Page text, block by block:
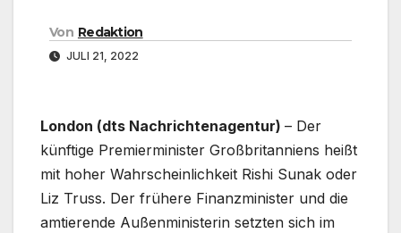
Von Redaktion
JULI 21, 2022
London (dts Nachrichtenagentur) – Der
künftige Premierminister Großbritanniens heißt
mit hoher Wahrscheinlichkeit Rishi Sunak oder
Liz Truss. Der frühere Finanzminister und die
amtierende Außenministerin setzten sich im